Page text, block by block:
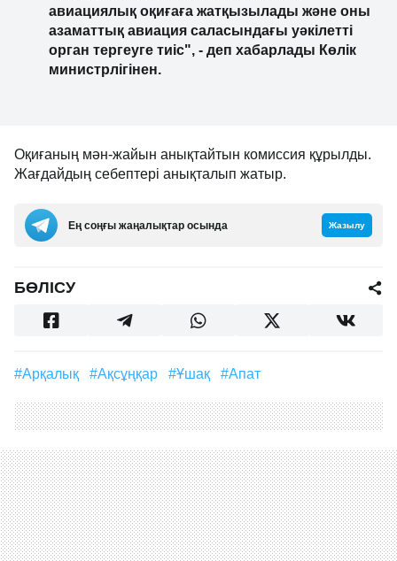
авиациялық оқиғаға жатқызылады және оны
азаматтық авиация саласындағы уәкілетті
орган тергеуге тиіс", - деп хабарлады Көлік
министрлігінен.
Оқиғаның мән-жайын анықтайтын комиссия құрылды.
Жағдайдың себептері анықталып жатыр.
Ең соңғы жаңалықтар осында Жазылу
БӨЛІСУ
#Арқалық #Ақсұңқар #ұшақ #апат